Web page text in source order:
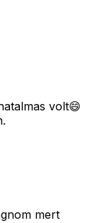
volt😄
mert